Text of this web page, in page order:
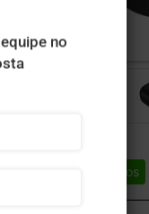
Lista de desejos